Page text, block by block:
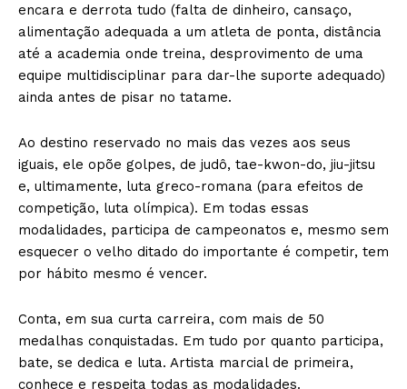
encara e derrota tudo (falta de dinheiro, cansaço,
alimentação adequada a um atleta de ponta, distância
até a academia onde treina, desprovimento de uma
equipe multidisciplinar para dar-lhe suporte adequado)
ainda antes de pisar no tatame.
Ao destino reservado no mais das vezes aos seus
iguais, ele opõe golpes, de judô, tae-kwon-do, jiu-jitsu
e, ultimamente, luta greco-romana (para efeitos de
competição, luta olímpica). Em todas essas
modalidades, participa de campeonatos e, mesmo sem
esquecer o velho ditado do importante é competir, tem
por hábito mesmo é vencer.
Conta, em sua curta carreira, com mais de 50
medalhas conquistadas. Em tudo por quanto participa,
bate, se dedica e luta. Artista marcial de primeira,
conhece e respeita todas as modalidades.